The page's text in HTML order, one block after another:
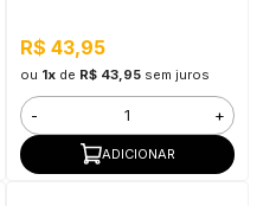
R$ 43,95
ou 1xde R$ 43,95 sem juros
- +
ADICIONAR